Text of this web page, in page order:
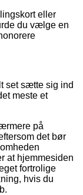
eller
du vælge en
set sætte sig ind
meste et
på
det bør
at hjemmesiden
fortrolige
hvis du